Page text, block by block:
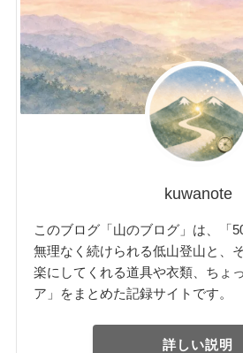
kuwanote
このブログ「山のブログ」は、「
無理なく続けられる低山登山と、
楽にしてくれる道具や衣類、ちょ
ア」をまとめた記録サイトです。
詳しい説明